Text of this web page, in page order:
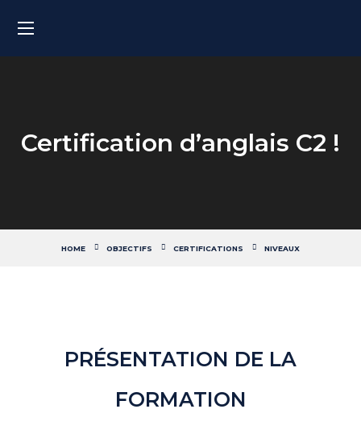
Certification d’anglais C2 !
HOME OBJECTIFS CERTIFICATIONS NIVEAUX
PRÉSENTATION DE LA
FORMATION